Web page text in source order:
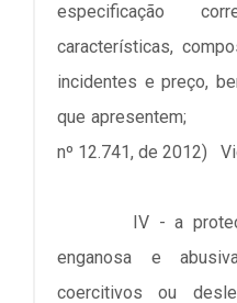
especificação
características,
incidentes e preço,
que apresentem;
nº 12.741, de 2012)
IV - a proteção
enganosa e
coercitivos ou